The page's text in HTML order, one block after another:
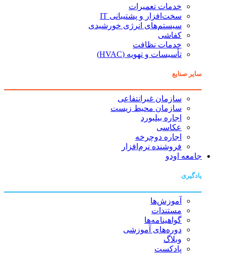
خدمات تعمیرات
سخت‌افزار و پشتیبانی IT
سیستم‌های انرژی خورشیدی
کفاشی
خدمات نظافت
تأسیسات و تهویه (HVAC)
سایر صنایع
سازمان غیرانتفاعی
سازمان محیط زیست
اجاره بیلبورد
عکاسی
اجاره دوچرخه
فروشنده نرم‌افزار
جامعه اودو
یادگیری
آموزش‌ها
مستندات
گواهینامه‌ها
دوره‌های آموزشی
وبلاگ
پادکست